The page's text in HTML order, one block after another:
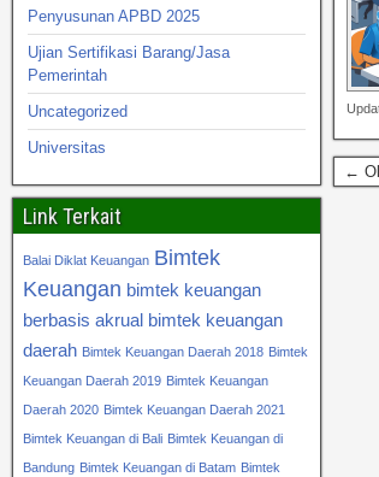
←
Penyusunan APBD 2025
Ujian Sertifikasi Barang/Jasa
Pemerintah
Uncategorized
Universitas
Link Terkait
Balai Diklat Keuangan Bimtek
Keuangan bimtek keuangan
berbasis akrual bimtek keuangan
daerah Bimtek Keuangan Daerah 2018 Bimtek
Keuangan Daerah 2019 Bimtek Keuangan
Daerah 2020 Bimtek Keuangan Daerah 2021
Bimtek Keuangan di Bali Bimtek Keuangan di
Bandung Bimtek Keuangan di Batam Bimtek